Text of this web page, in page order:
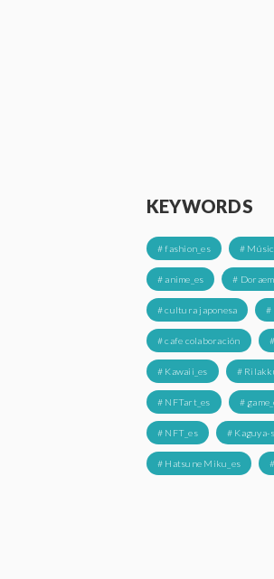
KEYWORDS
# fashion_es #
# anime_es #
# cultura japonesa #
# cafe colaboración
# Kawaii_es #
# NFTart_es #
# NFT_es # Kaguya-
# Hatsune Miku_es